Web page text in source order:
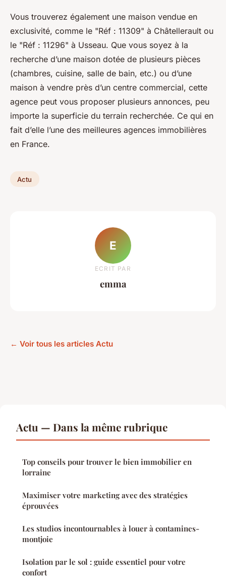
Vous trouverez également une maison vendue en
exclusivité, comme le "Réf : 11309" à Châtellerault ou
le "Réf : 11296" à Usseau. Que vous soyez à la
recherche d’une maison dotée de plusieurs pièces
(chambres, cuisine, salle de bain, etc.) ou d’une
maison à vendre près d’un centre commercial, cette
agence peut vous proposer plusieurs annonces, peu
importe la superficie du terrain recherchée. Ce qui en
fait d’elle l’une des meilleures agences immobilières
en France.
Actu
E
ECRIT PAR
emma
← Voir tous les articles Actu
Actu — Dans la même rubrique
Top conseils pour trouver le bien immobilier en
lorraine
Maximiser votre marketing avec des stratégies
éprouvées
Les studios incontournables à louer à contamines-
montjoie
Isolation par le sol : guide essentiel pour votre
confort